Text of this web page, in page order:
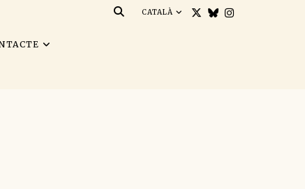
CATALÀ